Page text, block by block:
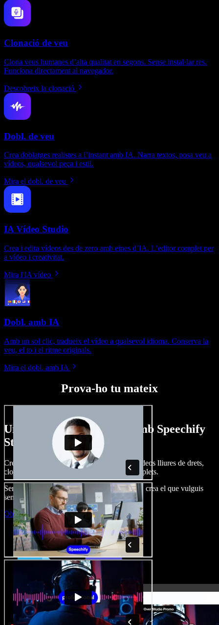
Clonació de veu
Clona veus humanes d’alta qualitat en segons. Sense instal·lar res.
Funciona directament al navegador.
Descobreix la clonació
Dobl. de veu
Crea doblatges realistes a l’instant amb IA. Narra textos, posa veu a
vídeos, qualsevol peça i estil.
Mira el dobl. de veu
IA Vídeo Studio
Crea i edita vídeos des de zero amb eines d’IA. L’editor complet per
a vídeo i creativitat.
Mira l'IA vídeo
Dobl. amb IA
Amb un sol clic, tradueix el vídeo a qualsevol idioma. Conserva la
veu, el to i el ritme originals.
Mira el dobl. amb IA
Prova-ho tu mateix
Un tastet del que pots fer amb Speechify
Studio.
Crea dobl. de veu, afegeix imatges, àudio, vídeos lliures de drets,
clona veus i munta projectes multimèdia complets.
Sense corba d’aprenentatge, tot al navegador: crea el que vulguis
sense els límits de sempre.
Obre l'Studio